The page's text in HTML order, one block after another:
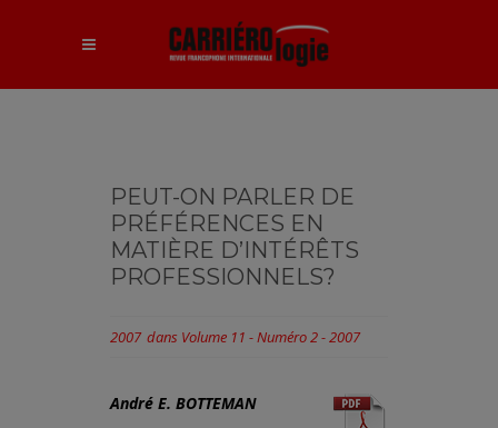
PEUT-ON PARLER DE
PRÉFÉRENCES EN
MATIÈRE D’INTÉRÊTS
PROFESSIONNELS?
2007 dans Volume 11 - Numéro 2 - 2007
André E. BOTTEMAN